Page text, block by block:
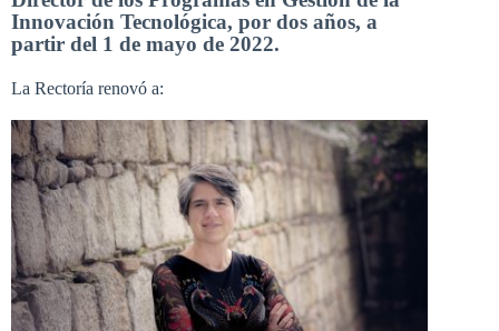
Innovación Tecnológica, por dos años, a
partir del 1 de mayo de 2022.
La Rectoría renovó a: